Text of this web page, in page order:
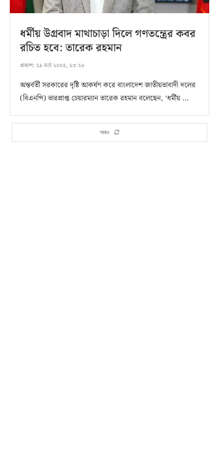
ধর্মীয় উগ্রবাদ মাথাচাড়া দিলে গণতন্ত্রের কবর
রচিত হবে: তারেক রহমান
প্রকাশ: ১৯ মার্চ ২০২৫, ২৩:২৮
অন্তর্বর্তী সরকারের দৃষ্টি আকর্ষণ করে বাংলাদেশ জাতীয়তাবাদী দলের
(বিএনপি) ভারপ্রাপ্ত চেয়ারম্যান তারেক রহমান বলেছেন, ‘ধর্মীয় …
আরও